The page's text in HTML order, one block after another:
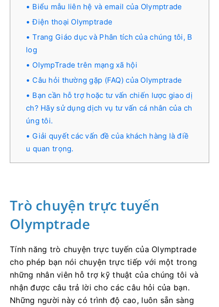
Biểu mẫu liên hệ và email của Olymptrade
Điện thoại Olymptrade
Trang Giáo dục và Phân tích của chúng tôi, B
log
OlympTrade trên mạng xã hội
Câu hỏi thường gặp (FAQ) của Olymptrade
Bạn cần hỗ trợ hoặc tư vấn chiến lược giao dị
ch? Hãy sử dụng dịch vụ tư vấn cá nhân của ch
úng tôi.
Giải quyết các vấn đề của khách hàng là điề
u quan trọng.
Trò chuyện trực tuyến
Olymptrade
Tính năng trò chuyện trực tuyến của Olymptrade
cho phép bạn nói chuyện trực tiếp với một trong
những nhân viên hỗ trợ kỹ thuật của chúng tôi và
nhận được câu trả lời cho các câu hỏi của bạn.
Những người này có trình độ cao, luôn sẵn sàng